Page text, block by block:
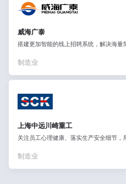
威海广泰
搭建更加智能的线上招聘系统，解决海量
制造业
上海中远川崎重工
关注员工心理健康、落实生产安全细节，
制造业